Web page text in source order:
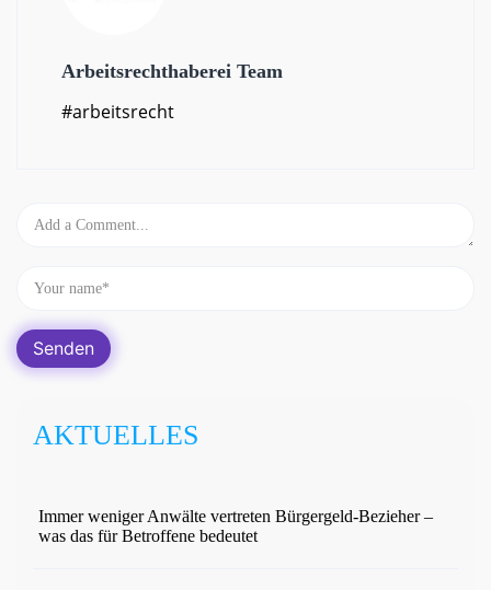
Arbeitsrechthaberei Team
#arbeitsrecht
AKTUELLES
Immer weniger Anwälte vertreten Bürgergeld-Bezieher –
was das für Betroffene bedeutet